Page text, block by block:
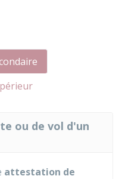
ou de vol d'un
attestation de